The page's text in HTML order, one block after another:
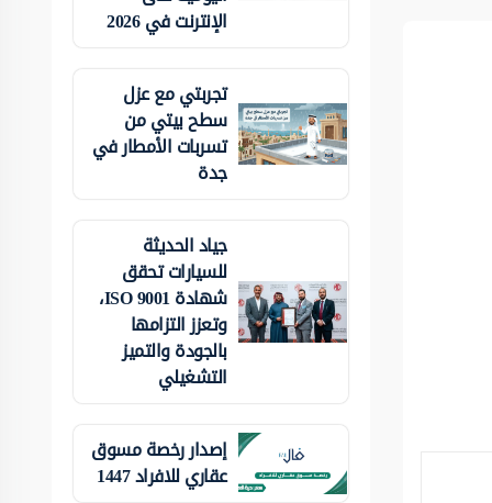
الإنترنت في 2026
تجربتي مع عزل
سطح بيتي من
تسربات الأمطار في
جدة
جياد الحديثة
للسيارات تحقق
شهادة ISO 9001،
وتعزز التزامها
بالجودة والتميز
التشغيلي
إصدار رخصة مسوق
عقاري للافراد 1447